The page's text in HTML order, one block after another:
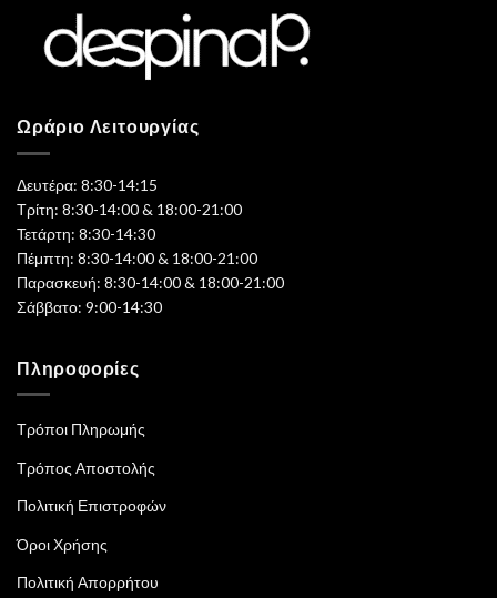
Ωράριο Λειτουργίας
Δευτέρα: 8:30-14:15
Τρίτη: 8:30-14:00 & 18:00-21:00
Τετάρτη: 8:30-14:30
Πέμπτη: 8:30-14:00 & 18:00-21:00
Παρασκευή: 8:30-14:00 & 18:00-21:00
Σάββατο: 9:00-14:30
Πληροφορίες
Τρόποι Πληρωμής
Τρόπος Αποστολής
Πολιτική Επιστροφών
Όροι Χρήσης
Πολιτική Απορρήτου